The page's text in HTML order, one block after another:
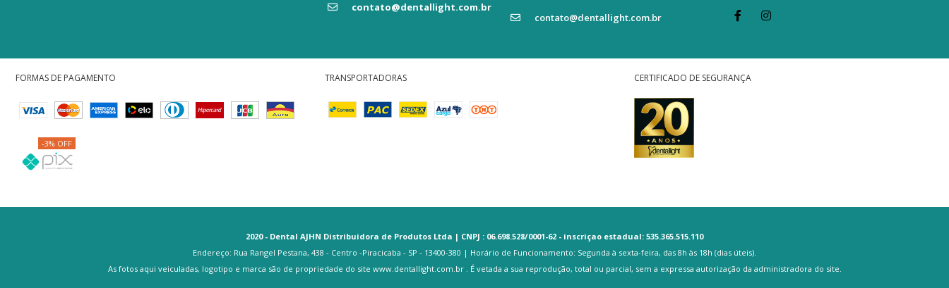
contato@dentallight.com.br
contato@dentallight.com.br
FORMAS DE PAGAMENTO
-3% OFF
TRANSPORTADORAS CERTIFICADO DE SEGURANÇA
2020 - Dental AJHN Distribuidora de Produtos Ltda | CNPJ : 06.698.528/0001-62 - inscriçao estadual: 535.365.515.110
Endereço: Rua Rangel Pestana, 438 - Centro -Piracicaba - SP - 13400-380 | Horário de Funcionamento: Segunda à sexta-feira, das 8h às 18h (dias úteis).
As fotos aqui veiculadas, logotipo e marca são de propriedade do site www.dentallight.com.br . É vetada a sua reprodução, total ou parcial, sem a expressa autorização da administradora do site.